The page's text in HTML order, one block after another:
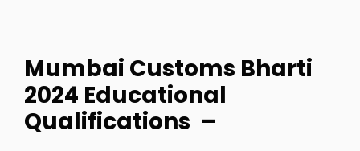
Mumbai Customs Bharti
2024 Educational
Qualifications –